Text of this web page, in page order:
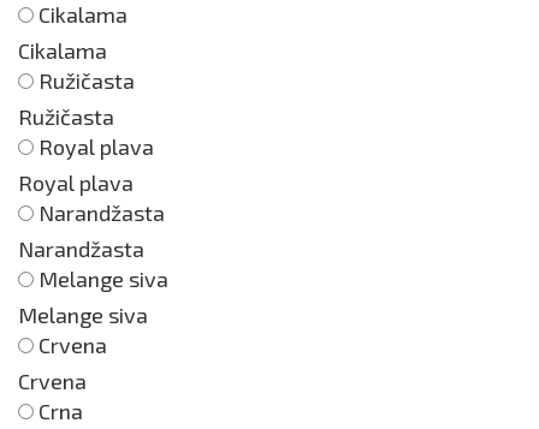
Cikalama
Cikalama
Ružičasta
Ružičasta
Royal plava
Royal plava
Narandžasta
Narandžasta
Melange siva
Melange siva
Crvena
Crvena
Crna